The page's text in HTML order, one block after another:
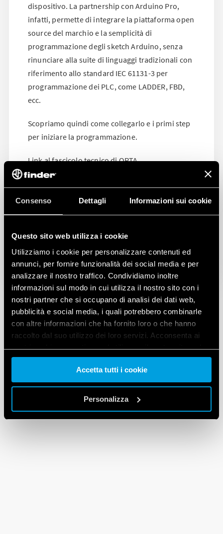
Consenso Dettagli Informazioni sui cookie
Questo sito web utilizza i cookie
Utilizziamo i cookie per personalizzare contenuti ed
annunci, per fornire funzionalità dei social media e per
analizzare il nostro traffico. Condividiamo inoltre
informazioni sul modo in cui utilizza il nostro sito con i
nostri partner che si occupano di analisi dei dati web,
pubblicità e social media, i quali potrebbero combinarle
con altre informazioni che ha fornito loro o che hanno
raccolto dal suo utilizzo dei loro servizi. Acconsenta ai
nostri cookie se continua ad utilizzare il nostro sito web.
Vai alla Cookie Policy complet a
Accetta tutti i cookie
Personalizza
dispositivo. La partnership con Arduino Pro,
infatti, permette di integrare la piattaforma open
source del marchio e la semplicità di
programmazione degli sketch Arduino, senza
rinunciare alla suite di linguaggi tradizionali con
riferimento allo standard IEC 61131-3 per
programmazione dei PLC, come LADDER, FBD,
ecc.
Scopriamo quindi come collegarlo e i primi step
per iniziare la programmazione.
Link al fascicolo tecnico di OPTA
https://bit.ly/4dqBphH
Link al report di OPTA